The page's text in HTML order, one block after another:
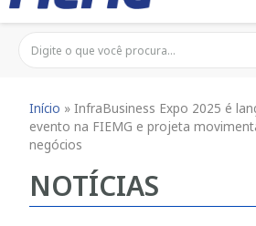
Início »InfraBusiness Expo 2025 é
evento na FIEMG e projeta
negócios
NOTÍCIAS